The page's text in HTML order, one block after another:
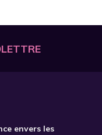
envers les